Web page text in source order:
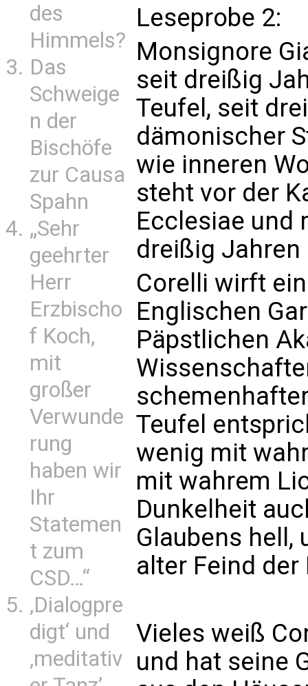
des
Himmels?
Das
Schweige
n der
Bischöfe
zur Causa
Spahn
„Sehr
geehrter
Herr
Erzbischo
f Koch,
mit
großer
Verwunde
rung
haben wir
Ihr
Statemen
t zum
CSD…“
‚Dialogpre
digt‘ und
‚meditativ
Leseprobe 2:
Monsignore
seit dreißig
Teufel, seit
dämonischer
wie inneren
steht vor der
Ecclesiae und
dreißig
Corelli wirft
Englischen
Päpstlichen
Teufel
wenig mit
mit wahrem
Dunkelheit
Glaubens hell,
alter Feind
Vieles weiß
und hat seine